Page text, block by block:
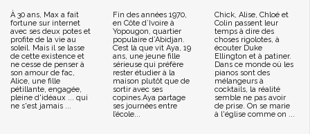
À 30 ans, Max a fait
fortune sur internet
avec ses deux potes et
profite de la vie au
soleil. Mais il se lasse
de cette existence et
ne cesse de penser à
son amour de fac,
Alice, une fille
pétillante, engagée,
pleine d'idéaux ... qui
ne s'est jamais ...
Fin des années 1970,
en Côte d’Ivoire à
Yopougon, quartier
populaire d’Abidjan.
C’est là que vit Aya, 19
ans, une jeune fille
sérieuse qui préfère
rester étudier à la
maison plutôt que de
sortir avec ses
copines.Aya partage
ses journées entre
l’école...
Chick, Alise, Chloé et
Colin passent leur
temps à dire des
choses rigolotes, à
écouter Duke
Ellington et à patiner.
Dans ce monde où les
pianos sont des
mélangeurs à
cocktails, la réalité
semble ne pas avoir
de prise. On se marie
à l'église comme on ...